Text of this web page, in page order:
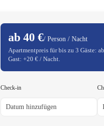
ab 40 €/ Person / Nacht
Apartmentpreis für bis zu 3 Gäste:
Gast: +20 € / Nacht.
Check-in